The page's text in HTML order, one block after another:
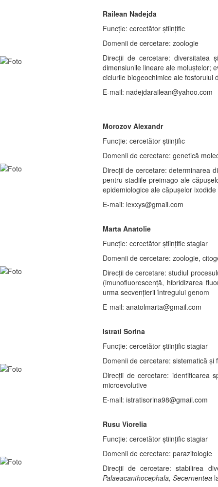
Railean Nadejda
Funcție: cercetător ştiințific
Domenii de cercetare: zoologie
Direcții de cercetare: diversitatea
dimensiunile lineare ale moluştelor;
ciclurile biogeochimice ale fosforului
E-mail: nadejdarailean@yahoo.com
Morozov Alexandr
Funcție: cercetător științific
Domenii de cercetare: genetică
Direcții de cercetare: determinarea
pentru stadiile preimago ale
epidemiologice ale căpușelor
E-mail: lexxys@gmail.com
Marta Anatolie
Funcție: cercetător științific stagiar
Domenii de cercetare: zoologie,
Direcții de cercetare: studiul
(imunofluorescență, hibridizarea
urma secvențierii întregului genom
E-mail: anatolmarta@gmail.com
Istrati Sorina
Funcție: cercetător științific stagiar
Domenii de cercetare: sistematică
Direcții de cercetare: identificarea
microevolutive
E-mail: istratisorina98@gmail.com
Rusu Viorelia
Funcție: cercetător științific stagiar
Domenii de cercetare: parazitologie
Direcții de cercetare: stabilirea
Palaeacanthocephala, Secernentea